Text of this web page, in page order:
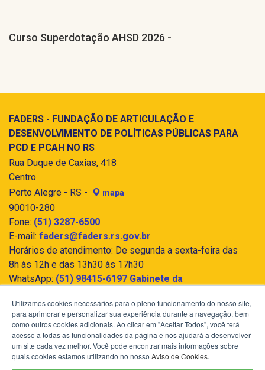
Curso Superdotação AHSD 2026 -
FADERS - FUNDAÇÃO DE ARTICULAÇÃO E
DESENVOLVIMENTO DE POLÍTICAS PÚBLICAS PARA
PCD E PCAH NO RS
Rua Duque de Caxias, 418
Centro
Porto Alegre - RS -
mapa
90010-280
Fone: (51) 3287-6500
E-mail: faders@faders.rs.gov.br
Horários de atendimento: De segunda a sexta-feira das
8h às 12h e das 13h30 às 17h30
WhatsApp: (51) 98415-6197 Gabinete da
Utilizamos cookies necessários para o pleno funcionamento do nosso site,
para aprimorar e personalizar sua experiência durante a navegação, bem
como outros cookies adicionais. Ao clicar em "Aceitar Todos", você terá
acesso a todas as funcionalidades da página e nos ajudará a desenvolver
um site cada vez melhor. Você pode encontrar mais informações sobre
quais cookies estamos utilizando no nosso Aviso de Cookies.